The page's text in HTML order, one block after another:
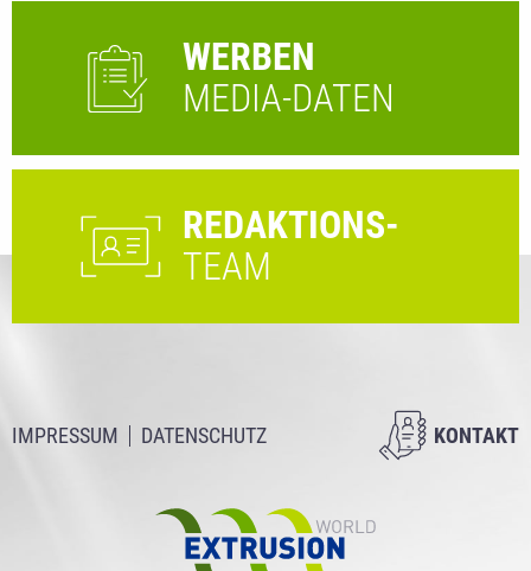
WERBEN
MEDIA-DATEN
REDAKTIONS-
TEAM
IMPRESSUM DATENSCHUTZ KONTAKT